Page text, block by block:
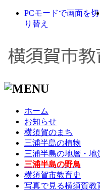
PCモードで画面を切
り替え
ホーム
お知らせ
横須賀のまち
三浦半島の植物
三浦半島の地層・地
三浦半島の野鳥
横須賀市教育史
写真で見る横須賀教